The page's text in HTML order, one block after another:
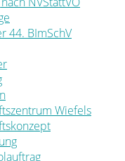
44. BImSchV
Wiefels